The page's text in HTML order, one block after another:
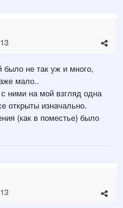
не так уж и много,
мало..
ними на мой взгляд одна
открыты изначально.
(как в поместье) было